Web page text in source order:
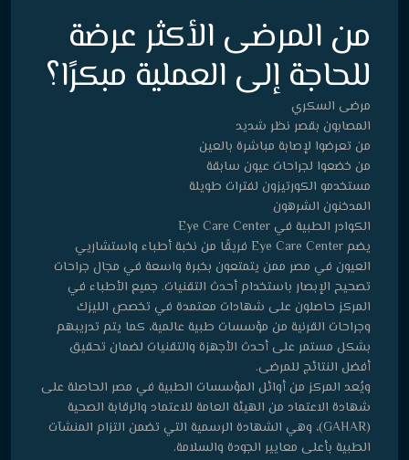
من المرضى الأكثر عرضة
للحاجة إلى العملية مبكرًا؟
مرضى السكري
المصابون بقصر نظر شديد
من تعرضوا لإصابة مباشرة بالعين
من خضعوا لجراحات عيون سابقة
مستخدمو الكورتيزون لفترات طويلة
المدخنون الشرهون
الكوادر الطبية في Eye Care Center
يضم Eye Care Center فريقًا من نخبة أطباء واستشاريي
العيون في مصر ممن يتمتعون بخبرة واسعة في مجال جراحات
تصحيح الإبصار باستخدام أحدث التقنيات. جميع الأطباء في
المركز حاصلون على شهادات معتمدة في تخصص الليزك
وجراحات القرنية من مؤسسات طبية عالمية، كما يتم تدريبهم
بشكل مستمر على أحدث الأجهزة والتقنيات لضمان تحقيق
أفضل النتائج للمرضى.
ويُعد المركز من أوائل المؤسسات الطبية في مصر الحاصلة على
شهادة الاعتماد من الهيئة العامة للاعتماد والرقابة الصحية
(GAHAR)، وهي الشهادة الرسمية التي تضمن التزام المنشآت
الطبية بأعلى معايير الجودة والسلامة.